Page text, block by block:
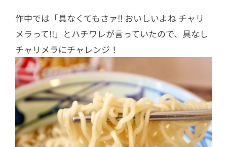
作中では「具なくてもさァ!! おいしいよね チャリ
メラって!!」とハチワレが言っていたので、具なし
チャリメラにチャレンジ！